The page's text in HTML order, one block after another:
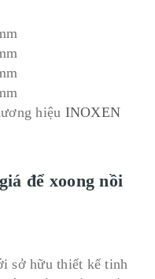
hiệu INOXEN
để xoong nồi
sở hữu thiết kế tinh